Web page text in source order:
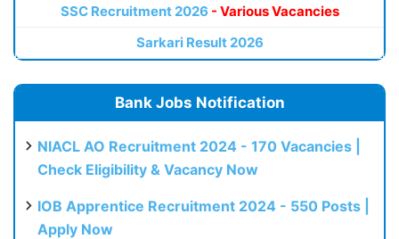
SSC Recruitment 2026 - Various Vacancies
Sarkari Result 2026
Bank Jobs Notification
NIACL AO Recruitment 2024 - 170 Vacancies |
Check Eligibility & Vacancy Now
IOB Apprentice Recruitment 2024 - 550 Posts |
Apply Now